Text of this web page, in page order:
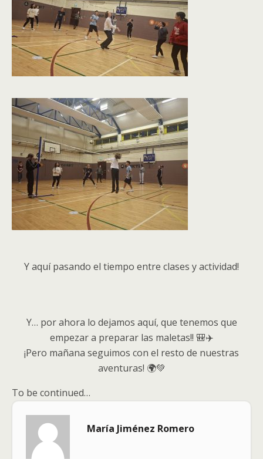
Y aquí pasando el tiempo entre clases y actividad!
Y… por ahora lo dejamos aquí, que tenemos que
empezar a preparar las maletas!! 🎒✈️
¡Pero mañana seguimos con el resto de nuestras
aventuras! 🌍💚
To be continued…
María Jiménez Romero